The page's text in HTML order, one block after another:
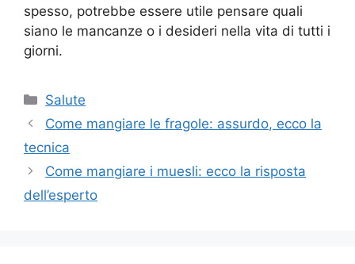
spesso, potrebbe essere utile pensare quali
siano le mancanze o i desideri nella vita di tutti i
giorni.
Categorie
Salute
Come mangiare le fragole: assurdo, ecco la
tecnica
Come mangiare i muesli: ecco la risposta
dell’esperto